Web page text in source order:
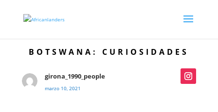
BOTSWANA: CURIOSIDADES
girona_1990_people
marzo 10, 2021